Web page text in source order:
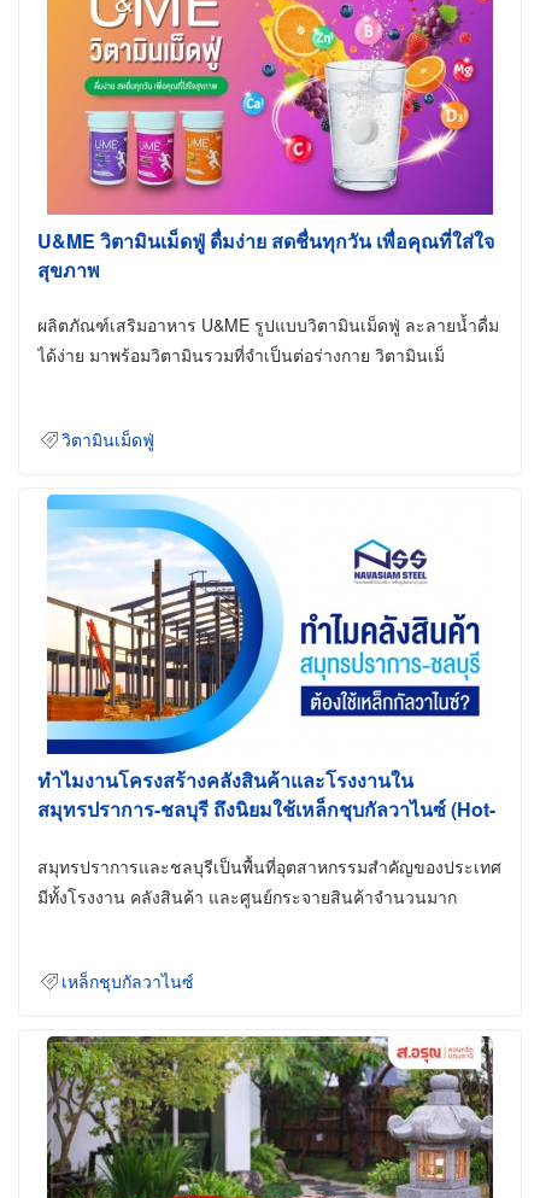
U&ME วิตามินเม็ดฟู่ ดื่มง่าย สดชื่นทุกวัน เพื่อคุณที่ใส่ใจ
สุขภาพ
ผลิตภัณฑ์เสริมอาหาร U&ME รูปแบบวิตามินเม็ดฟู่ ละลายน้ำดื่ม
ได้ง่าย มาพร้อมวิตามินรวมที่จำเป็นต่อร่างกาย วิตามินเม็
วิตามินเม็ดฟู่
ทำไมงานโครงสร้างคลังสินค้าและโรงงานใน
สมุทรปราการ-ชลบุรี ถึงนิยมใช้เหล็กชุบกัลวาไนซ์ (Hot-
สมุทรปราการและชลบุรีเป็นพื้นที่อุตสาหกรรมสำคัญของประเทศ
มีทั้งโรงงาน คลังสินค้า และศูนย์กระจายสินค้าจำนวนมาก
เหล็กชุบกัลวาไนซ์